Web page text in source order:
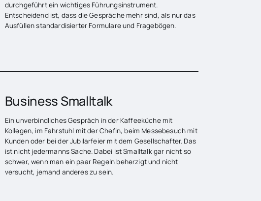
durchgeführt ein wichtiges Führungsinstrument.
Entscheidend ist, dass die Gespräche mehr sind, als nur das
Ausfüllen standardisierter Formulare und Fragebögen.
Business Smalltalk
Ein unverbindliches Gespräch in der Kaffeeküche mit
Kollegen, im Fahrstuhl mit der Chefin, beim Messebesuch mit
Kunden oder bei der Jubilarfeier mit dem Gesellschafter. Das
ist nicht jedermanns Sache. Dabei ist Smalltalk gar nicht so
schwer, wenn man ein paar Regeln beherzigt und nicht
versucht, jemand anderes zu sein.